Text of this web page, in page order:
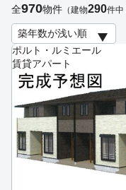
ポルト・ルミエール
賃貸アパート
全970物件 （建物290件中